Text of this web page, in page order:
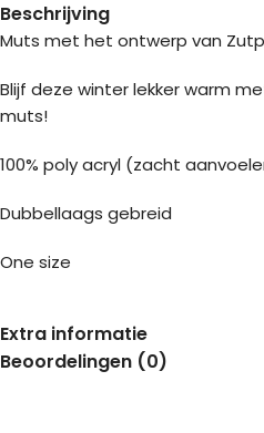
Beschrijving
Muts met het ontwerp van
Blijf deze winter lekker warm
muts!
100% poly acryl (zacht
Dubbellaags gebreid
One size
Extra informatie
Beoordelingen (0)